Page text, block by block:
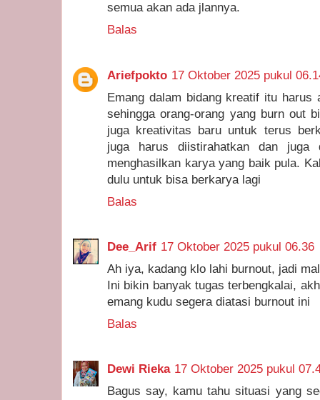
semua akan ada jlannya.
Balas
Ariefpokto 17 Oktober 2025 pukul
Emang dalam bidang kreatif itu harus
sehingga orang-orang yang burn out
juga kreativitas baru untuk terus
juga harus diistirahatkan dan juga
menghasilkan karya yang baik pula.
dulu untuk bisa berkarya lagi
Balas
Dee_Arif 17 Oktober 2025 pukul 06.36
Ah iya, kadang klo lahi burnout, jadi
Ini bikin banyak tugas terbengkalai,
emang kudu segera diatasi burnout ini
Balas
Dewi Rieka 17 Oktober 2025 pukul
Bagus say, kamu tahu situasi yang